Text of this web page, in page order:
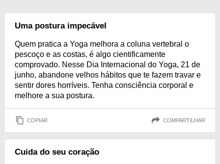
Uma postura impecável
Quem pratica a Yoga melhora a coluna vertebral o
pescoço e as costas, é algo cientificamente
comprovado. Nesse Dia Internacional do Yoga, 21 de
junho, abandone velhos hábitos que te fazem travar e
sentir dores horríveis. Tenha consciência corporal e
melhore a sua postura.
COPIAR COMPARTILHAR
Cuida do seu coração